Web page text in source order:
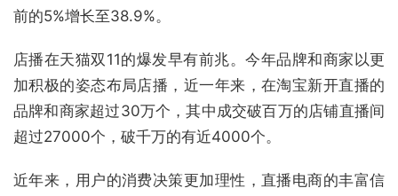
前的5%增长至38.9%。
店播在天猫双11的爆发早有前兆。今年品牌和商家以更
加积极的姿态布局店播，近一年来，在淘宝新开直播的
品牌和商家超过30万个，其中成交破百万的店铺直播间
超过27000个，破千万的有近4000个。
近年来，用户的消费决策更加理性，直播电商的丰富信